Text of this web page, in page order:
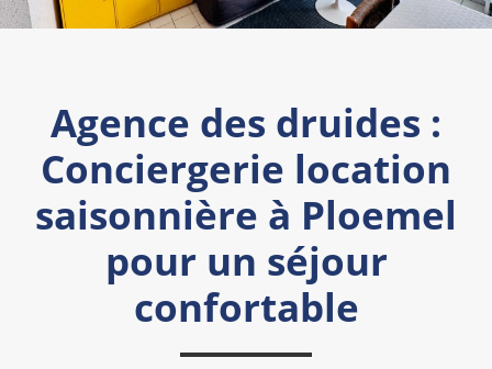
Agence des druides :
Conciergerie location
saisonnière à Ploemel
pour un séjour
confortable